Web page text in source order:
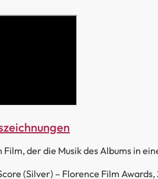
Film, der die Musik des Albums in
(Silver) – Florence Film